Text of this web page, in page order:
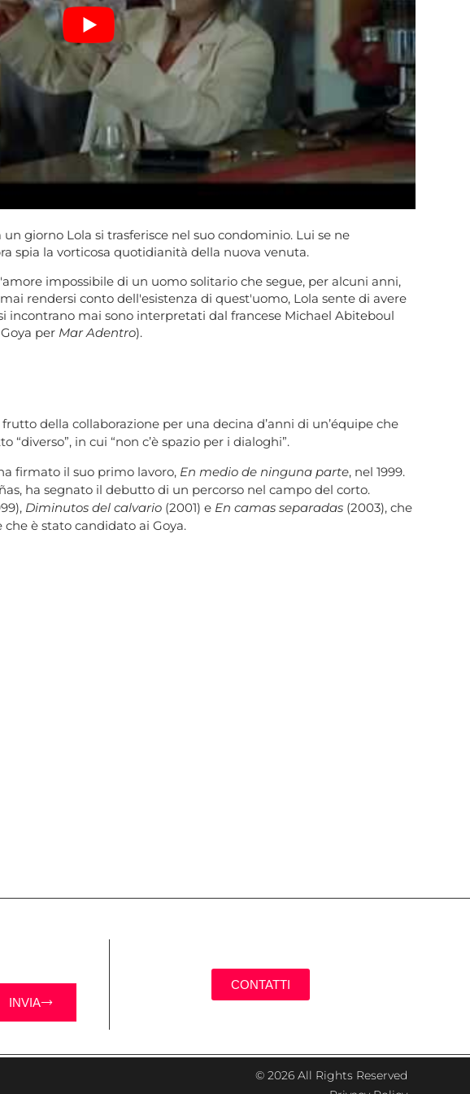
giorno Lola si trasferisce nel suo condominio. Lui se ne
spia la vorticosa quotidianità della nuova venuta.
impossibile di un uomo solitario che segue, per alcuni anni,
rendersi conto dell'esistenza di quest'uomo, Lola sente di avere
incontrano mai sono interpretati dal francese Michael Abiteboul
per Mar Adentro).
frutto della collaborazione per una decina d’anni di un’équipe che
“diverso”, in cui “non c’è spazio per i dialoghi”.
firmato il suo primo lavoro, En medio de ninguna parte, nel 1999.
ha segnato il debutto di un percorso nel campo del corto.
Diminutos del calvario (2001) e En camas separadas (2003), che
è stato candidato ai Goya.
INVIA
CONTATTI
© 2026 All Rights Reserved